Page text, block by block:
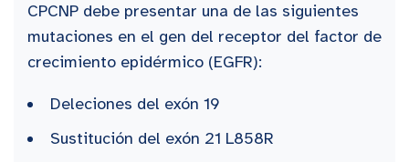
CPCNP debe presentar una de las siguientes
mutaciones en el gen del receptor del factor de
crecimiento epidérmico (EGFR):
Deleciones del exón 19
Sustitución del exón 21 L858R